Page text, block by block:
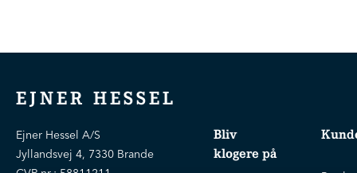
EJNER HESSEL
Ejner Hessel A/S
Jyllandsvej 4, 7330 Brande
Bliv
klogere på